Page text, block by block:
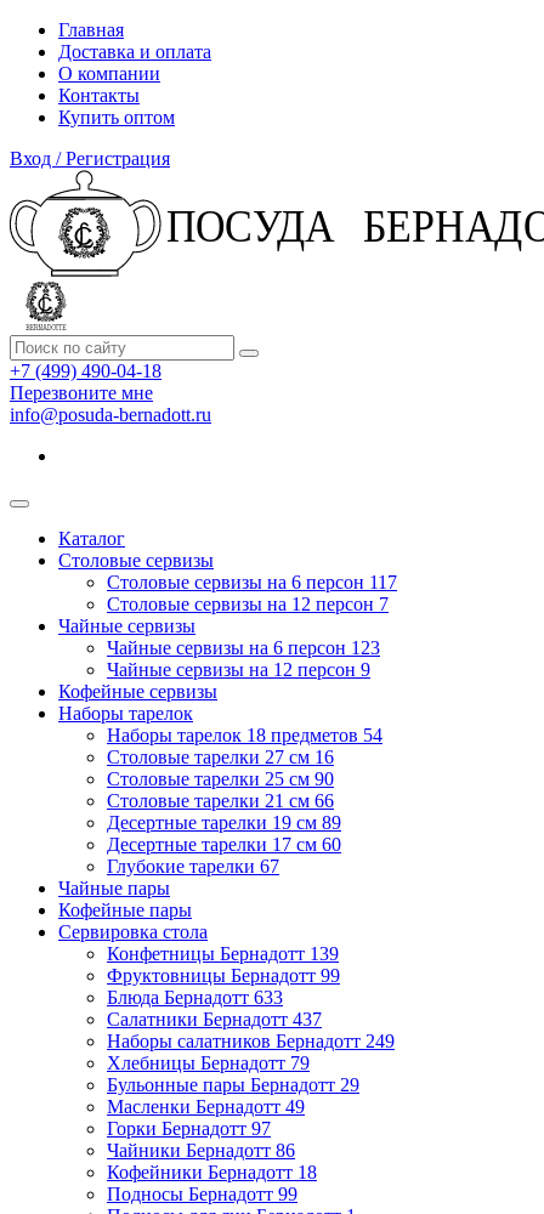
Главная
Доставка и оплата
О компании
Контакты
Купить оптом
Вход / Регистрация
+7 (499) 490-04-18
Перезвоните мне
info@posuda-bernadott.ru
Каталог
Столовые сервизы
Столовые сервизы на 6 персон 117
Столовые сервизы на 12 персон 7
Чайные сервизы
Чайные сервизы на 6 персон 123
Чайные сервизы на 12 персон 9
Кофейные сервизы
Наборы тарелок
Наборы тарелок 18 предметов 54
Столовые тарелки 27 см 16
Столовые тарелки 25 см 90
Столовые тарелки 21 см 66
Десертные тарелки 19 см 89
Десертные тарелки 17 см 60
Глубокие тарелки 67
Чайные пары
Кофейные пары
Сервировка стола
Конфетницы Бернадотт 139
Фруктовницы Бернадотт 99
Блюда Бернадотт 633
Салатники Бернадотт 437
Наборы салатников Бернадотт 249
Хлебницы Бернадотт 79
Бульонные пары Бернадотт 29
Масленки Бернадотт 49
Горки Бернадотт 97
Чайники Бернадотт 86
Кофейники Бернадотт 18
Подносы Бернадотт 99